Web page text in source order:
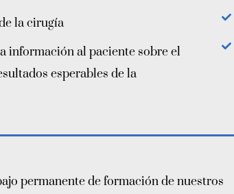
la cirugía
información al paciente sobre el
esperables de la
permanente de formación de nuestros